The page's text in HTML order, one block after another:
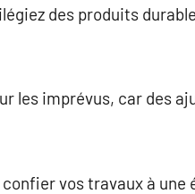
des produits
les imprévus, car des
vos travaux à une